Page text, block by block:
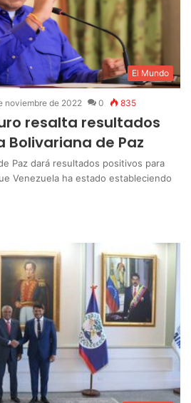
El Mundo
noviembre de 2022 0 835
resalta resultados
Bolivariana de Paz
Paz dará resultados positivos para
Venezuela ha estado estableciendo